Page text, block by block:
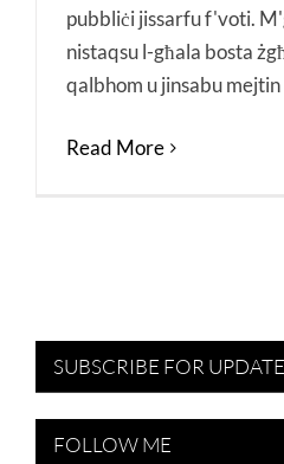
pubbliċi jissarfu f'voti.
nistaqsu l-għala bosta
qalbhom u jinsabu mejtin
Read More
SUBSCRIBE FOR
FOLLOW ME